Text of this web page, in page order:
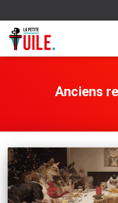
Anciens